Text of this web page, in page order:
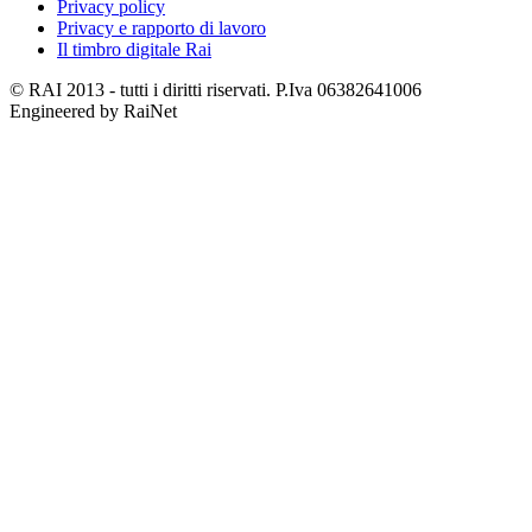
Privacy policy
Privacy e rapporto di lavoro
Il timbro digitale Rai
© RAI 2013 - tutti i diritti riservati. P.Iva 06382641006
Engineered by RaiNet